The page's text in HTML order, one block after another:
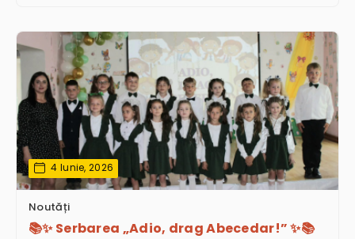
4 Iunie, 2026
Noutăți
📚✨ Serbarea „Adio, drag Abecedar!” ✨📚